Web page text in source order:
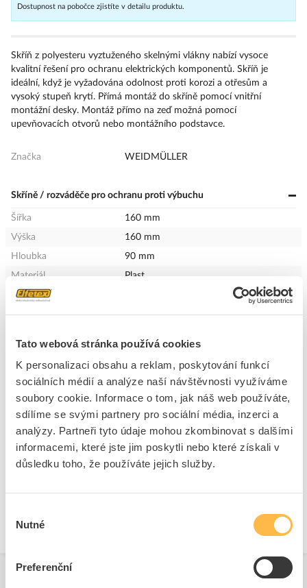
Tato webová stránka používá cookies
K personalizaci obsahu a reklam, poskytování funkcí
sociálních médií a analýze naší návštěvnosti využíváme
soubory cookie. Informace o tom, jak náš web používáte,
sdílíme se svými partnery pro sociální média, inzerci a
analýzy. Partneři tyto údaje mohou zkombinovat s dalšími
informacemi, které jste jim poskytli nebo které získali v
důsledku toho, že používáte jejich služby.
souhlasu
Nutné
Preferenční
Dostupnost na pobočce zjistíte v detailu produktu.
Skříň z polyesteru vyztuženého skelnými vlákny nabízí vysoce
kvalitní řešení pro ochranu elektrických komponentů. Skříň je
ideální, když je vyžadována odolnost proti korozi a otřesům a
vysoký stupeň krytí. Přímá montáž do skříně pomocí vnitřní
montážní desky. Montáž přímo na zeď možná pomocí
upevňovacích otvorů nebo montážního podstavce.
Značka WEIDMÜLLER
Skříně / rozváděče pro ochranu proti výbuchu
Šířka
160 mm
Výška
160 mm
Hloubka
90 mm
Materiál
Plast
Provedení povrchu
Stupeň krytí (IP)
IP66
Ke stažení
Technické dokumenty